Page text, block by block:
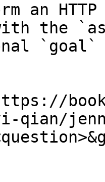
an
the
`goal`
qian/